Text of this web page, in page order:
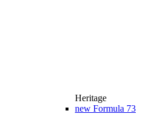
Heritage
new Formula 73